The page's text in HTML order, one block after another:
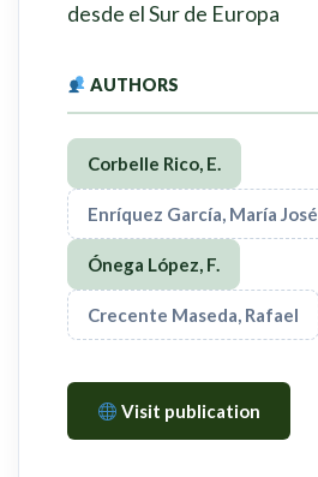
desde el Sur de Europa
AUTHORS
Corbelle Rico, E.
Enríquez García, María José
Ónega López, F.
Crecente Maseda, Rafael
Visit publication